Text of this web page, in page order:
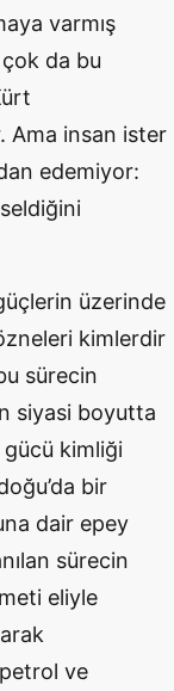
varmış
da bu
Ama insan ister
edemiyor:
üzerinde
kimlerdir
sürecin
siyasi boyutta
kimliği
bir
dair epey
sürecin
eliyle
petrol ve